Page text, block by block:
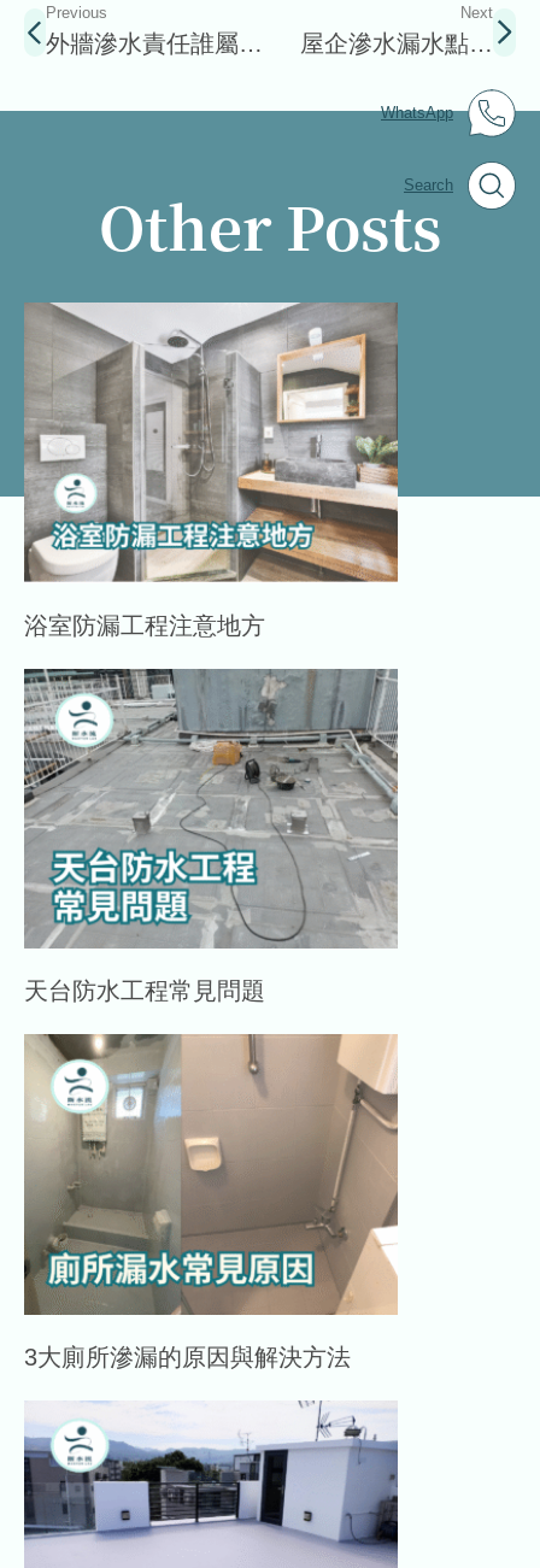
WhatsApp
Search
Previous
外牆滲水責任誰屬？
水問題
Next
屋企滲水漏水點算
掂晒?
Other Posts
浴室防漏工程注意地方
天台防水工程常見問題
3大廁所滲漏的原因與解決方法